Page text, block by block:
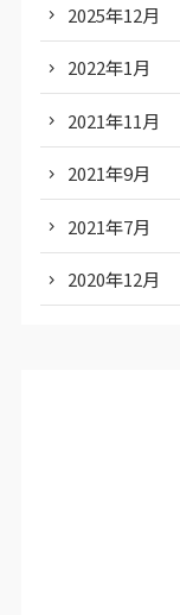
2025年12月
2022年1月
2021年11月
2021年9月
2021年7月
2020年12月